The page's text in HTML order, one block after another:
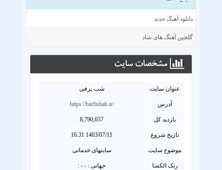
دانلود آهنگ جدید
گلچین آهنگ های شاد
مشخصات سايت
عنوان سايت شب برفی
آدرس https://barfishab.ir/
بازدید کل 8,790,657
تاریخ شروع 1403/07/11 16:31
موضوع سایت سایتهای خدماتی
رنک الکسا جهانی : - - :